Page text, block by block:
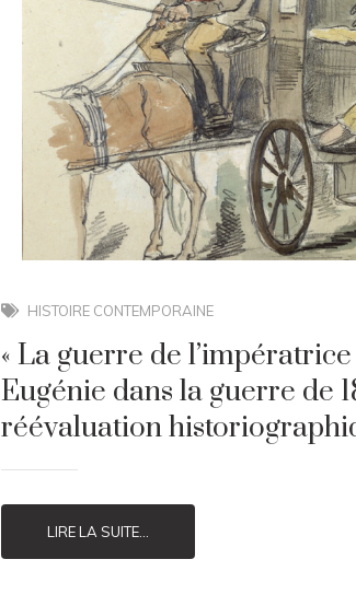
HISTOIRE CONTEMPORAINE
« La guerre de
Eugénie dans la guerre de
réévaluation
LIRE LA SUITE...